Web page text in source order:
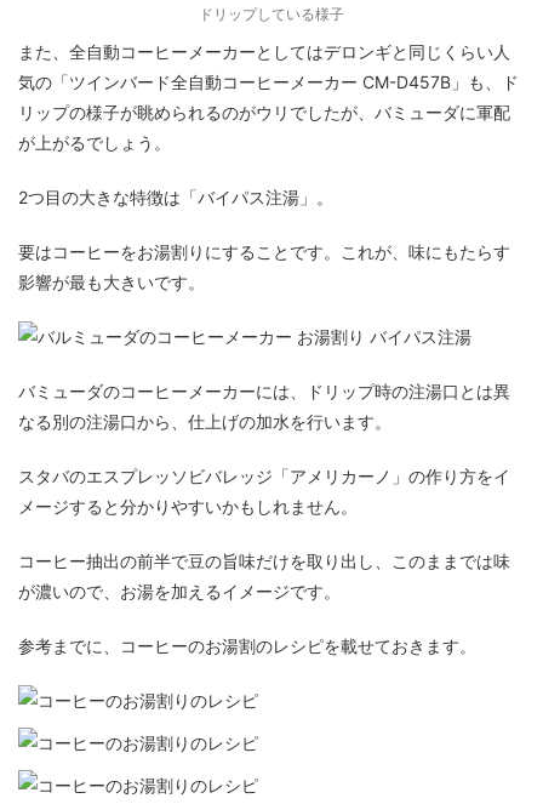
ドリップしている様子
また、全自動コーヒーメーカーとしてはデロンギと同じくらい人
気の「ツインバード全自動コーヒーメーカー CM-D457B」も、ド
リップの様子が眺められるのがウリでしたが、バミューダに軍配
が上がるでしょう。
2つ目の大きな特徴は「バイパス注湯」。
要はコーヒーをお湯割りにすることです。これが、味にもたらす
影響が最も大きいです。
バミューダのコーヒーメーカーには、ドリップ時の注湯口とは異
なる別の注湯口から、仕上げの加水を行います。
スタバのエスプレッソビバレッジ「アメリカーノ」の作り方をイ
メージすると分かりやすいかもしれません。
コーヒー抽出の前半で豆の旨味だけを取り出し、このままでは味
が濃いので、お湯を加えるイメージです。
参考までに、コーヒーのお湯割のレシピを載せておきます。